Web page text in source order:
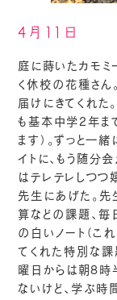
4月11日
庭に蒔いたカモミ
く休校の花種さ
届けにきてくれた
も基本中学2年ま
ます）。ずっと一
イトに、もう随分
はテレテレしつつ
先生にあげた。先
算などの課題、
の白いノート（こ
てくれた特別な課
曜日からは朝8時
ないけど、学ぶ時